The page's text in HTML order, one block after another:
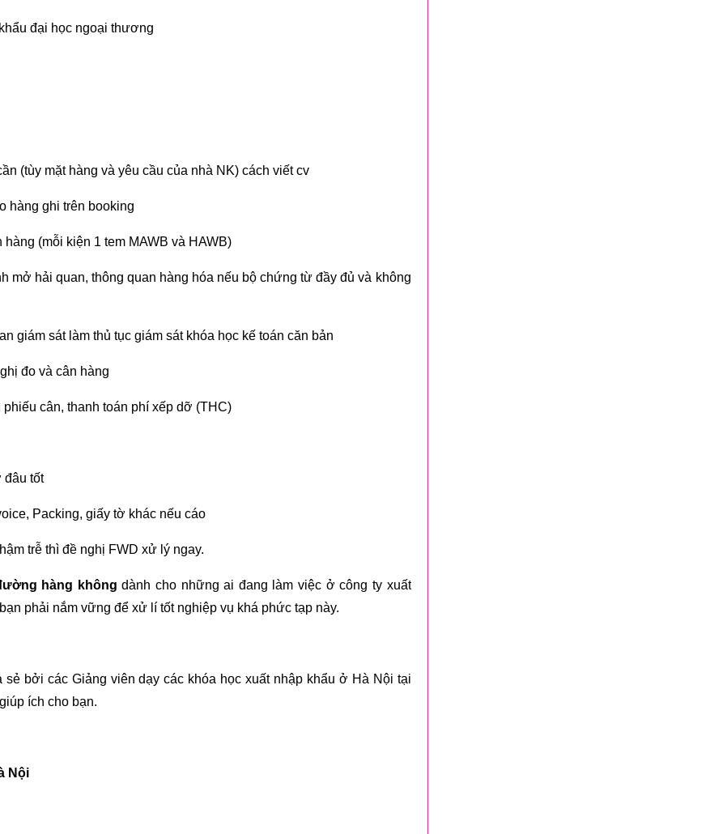
đại học ngoại thương
(tùy mặt hàng và yêu cầu của nhà NK) cách viết cv
hàng ghi trên booking
(mỗi kiện 1 tem MAWB và HAWB)
mở hải quan, thông quan hàng hóa nếu bộ chứng từ đầy đủ và không
giám sát làm thủ tục giám sát khóa học kế toán căn bản
đo và cân hàng
cân, thanh toán phí xếp dỡ (THC)
đâu tốt
Packing, giấy tờ khác nếu cáo
trễ thì đề nghị FWD xử lý ngay.
hàng không dành cho những ai đang làm việc ở công ty xuất
phải nắm vững để xử lí tốt nghiệp vụ khá phức tạp này.
bởi các Giảng viên dạy các khóa học xuất nhập khẩu ở Hà Nội tại
ích cho bạn.
Nội